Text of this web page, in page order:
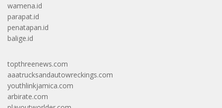
wamena.id
parapat.id
penatapan.id
balige.id
topthreenews.com
aaatrucksandautowreckings.com
youthlinkjamica.com
arbirate.com